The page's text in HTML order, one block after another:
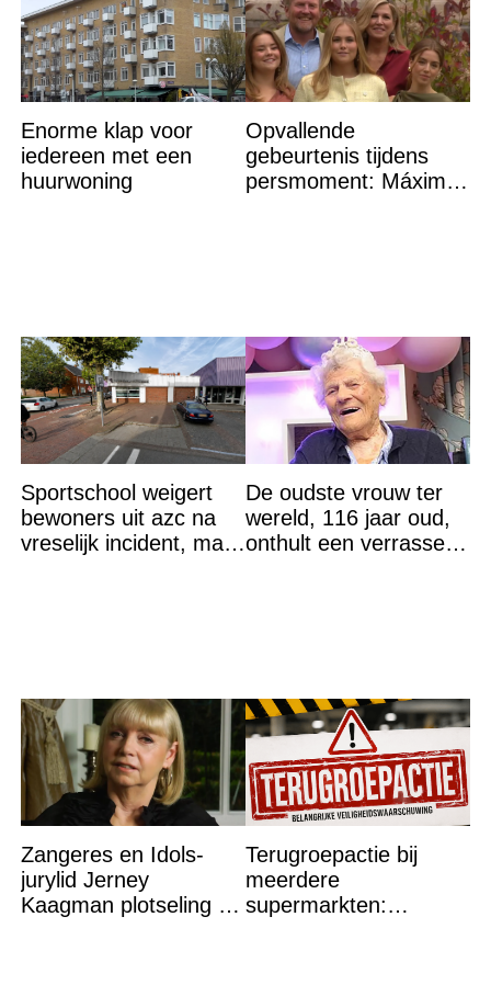
Enorme klap voor
iedereen met een
huurwoning
Opvallende
gebeurtenis tijdens
persmoment: Máxima
Sportschool weigert
bewoners uit azc na
vreselijk incident, maar
De oudste vrouw ter
wereld, 116 jaar oud,
onthult een verrassend
Zangeres en Idols-
jurylid Jerney
Kaagman plotseling op
Terugroepactie bij
meerdere
supermarkten: